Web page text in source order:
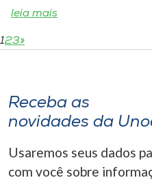
leia mais
123»
Receba as
novidades da
Usaremos seus dados
com você sobre